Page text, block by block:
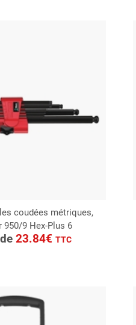
coudées métriques,
950/9 Hex-Plus 6
23.84€ TTC
de devis